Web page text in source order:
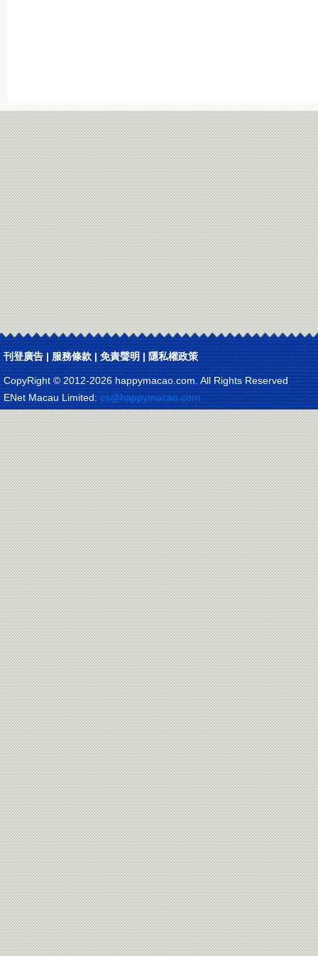
刊登廣告|服務條款|免責聲明|隱私權政策
CopyRight © 2012-2026 happymacao.com. All Rights Reserved
ENet Macau Limited:cs@happymacao.com